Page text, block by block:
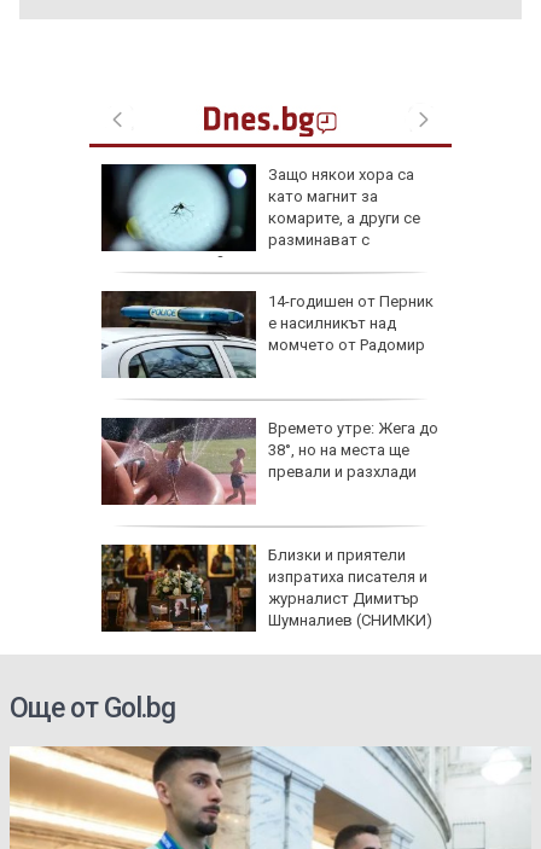
Защо някои хора са
като магнит за
комарите, а други се
разминават с
ухапванията им?
14-годишен от Перник
е насилникът над
момчето от Радомир
Времето утре: Жега до
38°, но на места ще
превали и разхлади
Близки и приятели
изпратиха писателя и
журналист Димитър
Шумналиев (СНИМКИ)
Още от Gol.bg